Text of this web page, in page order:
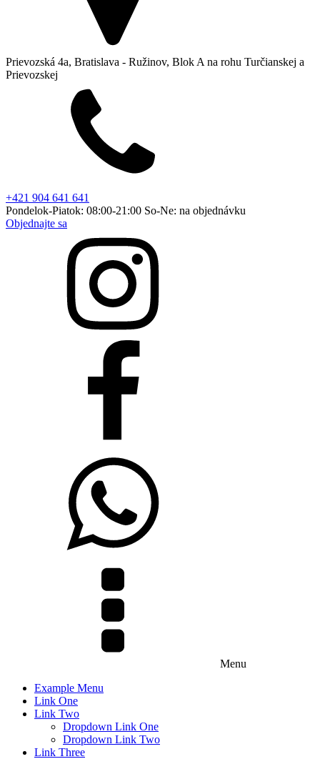
Prievozská 4a, Bratislava - Ružinov, Blok A na rohu Turčianskej a
Prievozskej
+421 904 641 641
Pondelok-Piatok: 08:00-21:00 So-Ne: na objednávku
Objednajte sa
Menu
Example Menu
Link One
Link Two
Dropdown Link One
Dropdown Link Two
Link Three